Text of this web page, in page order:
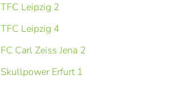
TFC Leipzig 2
TFC Leipzig 4
FC Carl Zeiss Jena 2
Skullpower Erfurt 1